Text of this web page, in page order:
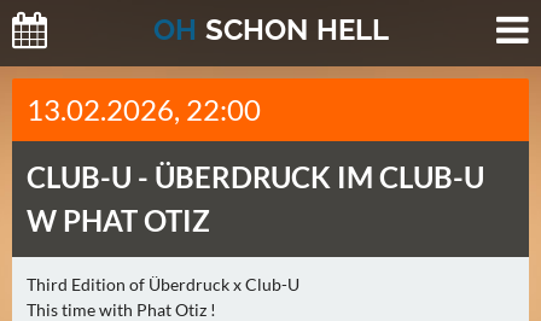
OH SCHON HELL
H
E
T
E
(
)
13.02.2026, 22:00
CLUB-U - ÜBERDRUCK IM CLUB-U
W PHAT OTIZ
Third Edition of Überdruck x Club-U
This time with Phat Otiz !